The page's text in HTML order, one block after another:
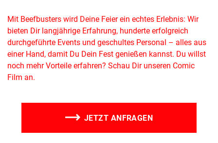
Mit Beefbusters wird Deine Feier ein echtes Erlebnis: Wir
bieten Dir langjährige Erfahrung, hunderte erfolgreich
durchgeführte Events und geschultes Personal – alles aus
einer Hand, damit Du Dein Fest genießen kannst. Du willst
noch mehr Vorteile erfahren? Schau Dir unseren Comic
Film an.
JETZT ANFRAGEN